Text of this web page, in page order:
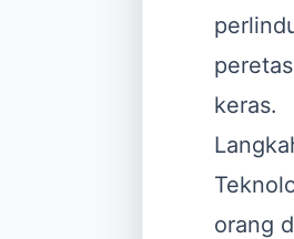
keras.
orang